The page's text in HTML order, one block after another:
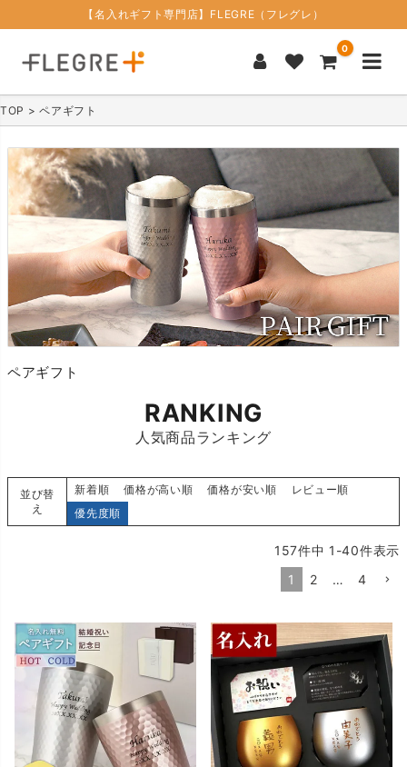
【名入れギフト専門店】FLEGRE（フレグレ）
0
TOP ペアギフト
ペアギフト
RANKING
人気商品ランキング
並び替
え
新着順 価格が高い順 価格が安い順
レビュー順
優先度順
157件中 1 -40件表示
1
2 … 4